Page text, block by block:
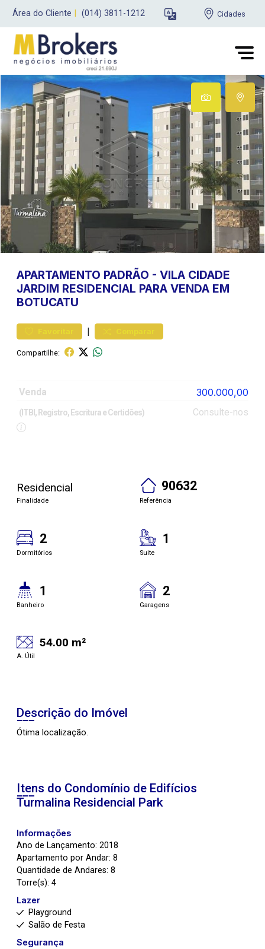
Área do Cliente (014) 3811-1212 Cidades
APARTAMENTO PADRÃO - VILA CIDADE
JARDIM RESIDENCIAL PARA VENDA EM
BOTUCATU
Favoritar | Comparar
Compartilhe:
Venda 300.000,00
(ITBI, Registro, Escritura e Certidões) Consulte-nos
Residencial
Finalidade
90632
Referência
2
Dormitórios
1
Suite
1
Banheiro
2
Garagens
54.00 m²
A. Útil
Descrição do Imóvel
Ótima localização.
Itens do Condomínio de Edifícios
Turmalina Residencial Park
Informações
Ano de Lançamento: 2018
Apartamento por Andar: 8
Quantidade de Andares: 8
Torre(s): 4
Lazer
Playground
Salão de Festa
Segurança